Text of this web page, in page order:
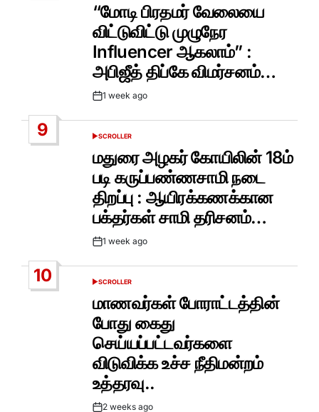
“மோடி பிரதமர் வேலையை
விட்டுவிட்டு முழுநேர
Influencer ஆகலாம்” :
அபிஜீத் திப்கே விமர்சனம்…
Post1 week ago
9
POSTED
SCROLLER
மதுரை அழகர் கோயிலின் 18ம்
படி கருப்பண்ணசாமி நடை
திறப்பு : ஆயிரக்கணக்கான
பக்தர்கள் சாமி தரிசனம்…
Post1 week ago
10
POSTED
SCROLLER
மாணவர்கள் போராட்டத்தின்
போது கைது
செய்யப்பட்டவர்களை
விடுவிக்க உச்ச நீதிமன்றம்
உத்தரவு..
2 weeks ago